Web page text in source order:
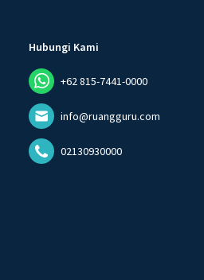
Hubungi Kami
+62 815-7441-0000
info@ruangguru.com
02130930000